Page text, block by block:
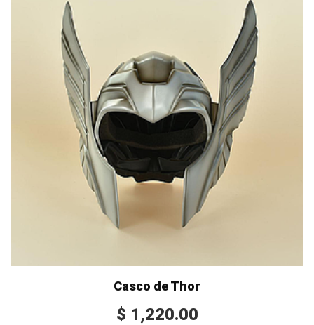
Casco de Thor
$ 1,220.00